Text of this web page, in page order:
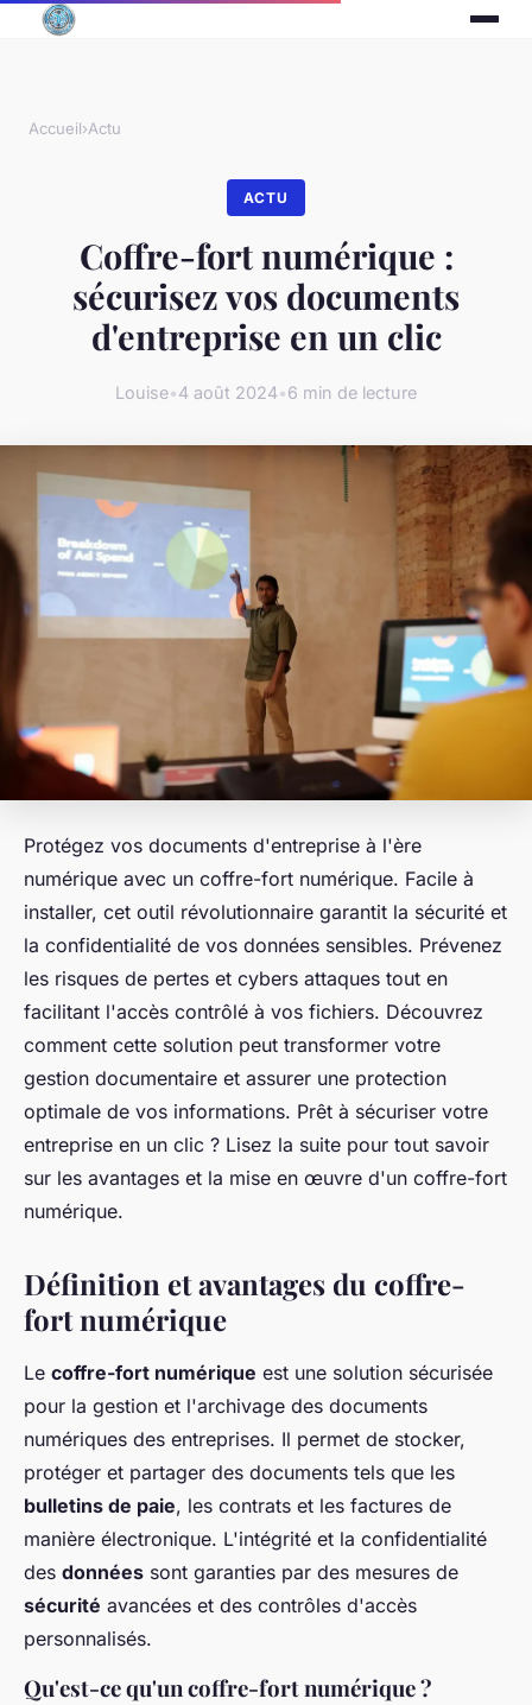
Accueil›Actu
ACTU
Coffre-fort numérique :
sécurisez vos documents
d'entreprise en un clic
Louise•4 août 2024•6 min de lecture
Protégez vos documents d'entreprise à l'ère
numérique avec un coffre-fort numérique. Facile à
installer, cet outil révolutionnaire garantit la sécurité et
la confidentialité de vos données sensibles. Prévenez
les risques de pertes et cybers attaques tout en
facilitant l'accès contrôlé à vos fichiers. Découvrez
comment cette solution peut transformer votre
gestion documentaire et assurer une protection
optimale de vos informations. Prêt à sécuriser votre
entreprise en un clic ? Lisez la suite pour tout savoir
sur les avantages et la mise en œuvre d'un coffre-fort
numérique.
Définition et avantages du coffre-
fort numérique
Le coffre-fort numérique est une solution sécurisée
pour la gestion et l'archivage des documents
numériques des entreprises. Il permet de stocker,
protéger et partager des documents tels que les
bulletins de paie, les contrats et les factures de
manière électronique. L'intégrité et la confidentialité
des données sont garanties par des mesures de
sécurité avancées et des contrôles d'accès
personnalisés.
Qu'est-ce qu'un coffre-fort numérique ?